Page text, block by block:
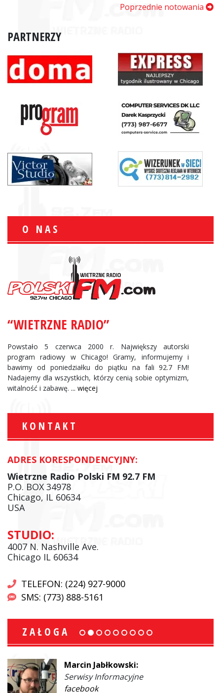
Poprzednie notowania
PARTNERZY
O NAS
“WIETRZNE RADIO”
Powstało 5 czerwca 2000 r. Największy autorski
program radiowy w Chicago! Gramy, informujemy i
bawimy od poniedziałku do piątku na fali 92.7 FM!
Nadajemy dla wszystkich, którzy cenią sobie optymizm,
witalność i zabawę. ... więcej
KONTAKT
ADRES KORESPONDENCYJNY:
Wietrzne Radio Polski FM 92.7 FM
P.O. BOX 34978
Chicago, IL 60634
USA
STUDIO:
4007 N. Nashville Ave.
Chicago IL 60634
TELEFON: (224) 927-9000
SMS: (773) 888-5161
ZAŁOGA
Marcin Jabłkowski:
Serwisy Informacyjne
facebook